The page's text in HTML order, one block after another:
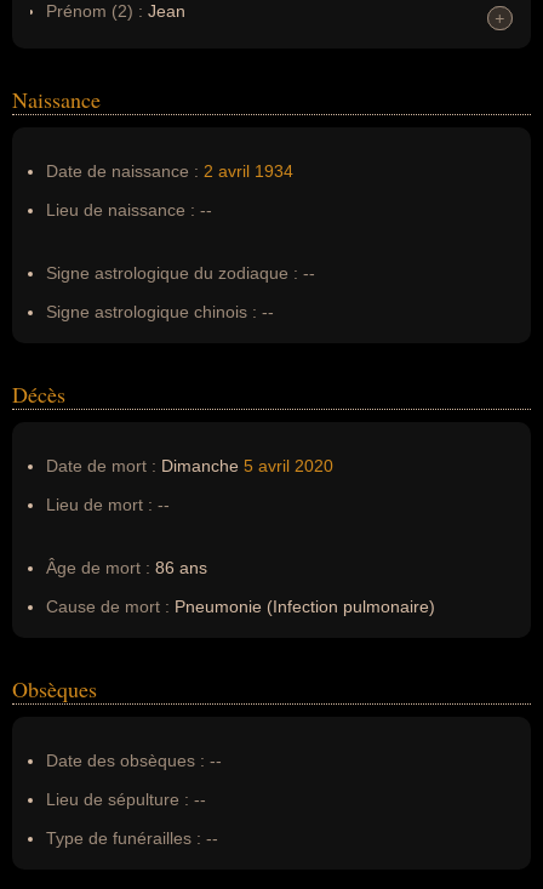
Prénom (2) : Jean
Erreurs d'écriture : --
+
+
Naissance
Date de naissance : 2 avril 1934
Lieu de naissance : --
Signe astrologique du zodiaque : --
Signe astrologique chinois : --
Décès
Date de mort : Dimanche 5 avril 2020
Lieu de mort : --
Âge de mort : 86 ans
Cause de mort : Pneumonie (Infection pulmonaire)
Obsèques
Date des obsèques : --
Lieu de sépulture : --
Type de funérailles : --